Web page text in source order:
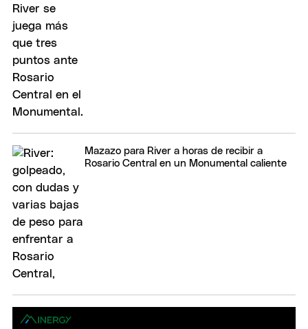
Mazazo para River a horas de recibir a
Rosario Central en un Monumental caliente